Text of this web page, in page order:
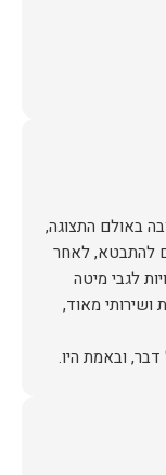
באולם התצוגה,
להתבטא, לאחר
לגבי מיטה
ושירותי מאוד,